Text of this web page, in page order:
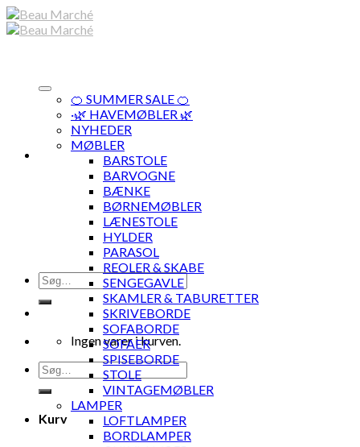
Skip
to
Søg
efter:
Ingen varer i kurven.
Søg
efter:
Kurv
🍊 SUMMER SALE 🍊
·🌿 HAVEMØBLER 🌿
NYHEDER
MØBLER
BARSTOLE
BARVOGNE
BÆNKE
BØRNEMØBLER
LÆNESTOLE
HYLDER
PARASOL
REOLER & SKABE
SENGEGAVLE
SKAMLER & TABURETTER
SKRIVEBORDE
SOFABORDE
SOFAER
SPISEBORDE
STOLE
VINTAGEMØBLER
LAMPER
LOFTLAMPER
BORDLAMPER